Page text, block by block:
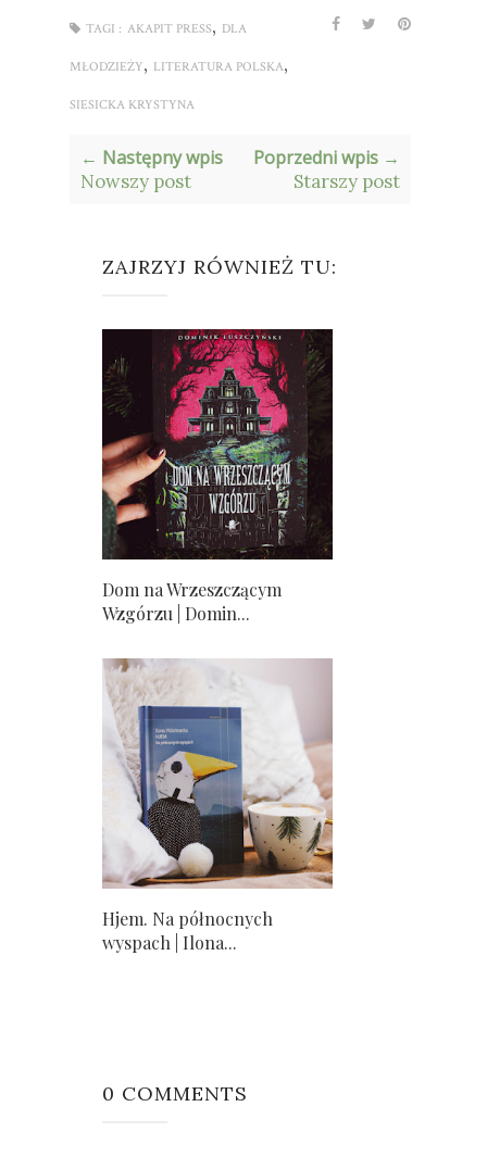
TAGI : AKAPIT PRESS, DLA
MŁODZIEŻY, LITERATURA POLSKA,
SIESICKA KRYSTYNA
← Następny wpis
Nowszy post
Poprzedni wpis →
Starszy post
ZAJRZYJ RÓWNIEŻ TU:
Dom na Wrzeszczącym
Wzgórzu | Domin...
Hjem. Na północnych
wyspach | Ilona...
0 COMMENTS